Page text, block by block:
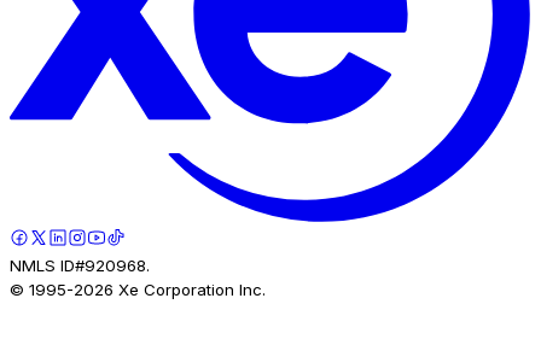
NMLS ID#920968.
© 1995-2026 Xe Corporation Inc.